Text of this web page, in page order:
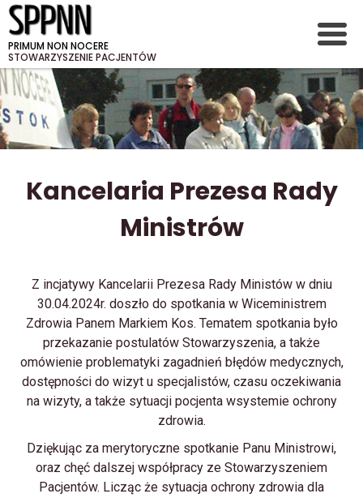
PRIMUM NON NOCERE
STOWARZYSZENIE PACJENTÓW
Kancelaria Prezesa Rady
Ministrów
Z incjatywy Kancelarii Prezesa Rady Ministów w dniu
30.04.2024r. doszło do spotkania w Wiceministrem
Zdrowia Panem Markiem Kos. Tematem spotkania było
przekazanie postulatów Stowarzyszenia, a także
omówienie problematyki zagadnień błędów medycznych,
dostępności do wizyt u specjalistów, czasu oczekiwania
na wizyty, a także sytuacji pocjenta wsystemie ochrony
zdrowia.
Dziękując za merytoryczne spotkanie Panu Ministrowi,
oraz chęć dalszej współpracy ze Stowarzyszeniem
Pacjentów. Licząc że sytuacja ochrony zdrowia dla